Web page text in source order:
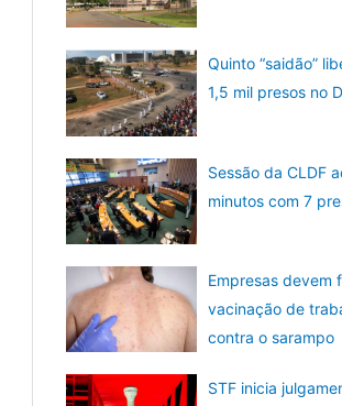
Quinto “saidão”
1,5 mil presos no
Sessão da CLDF
minutos com 7
Empresas devem
vacinação de
contra o sarampo
STF inicia